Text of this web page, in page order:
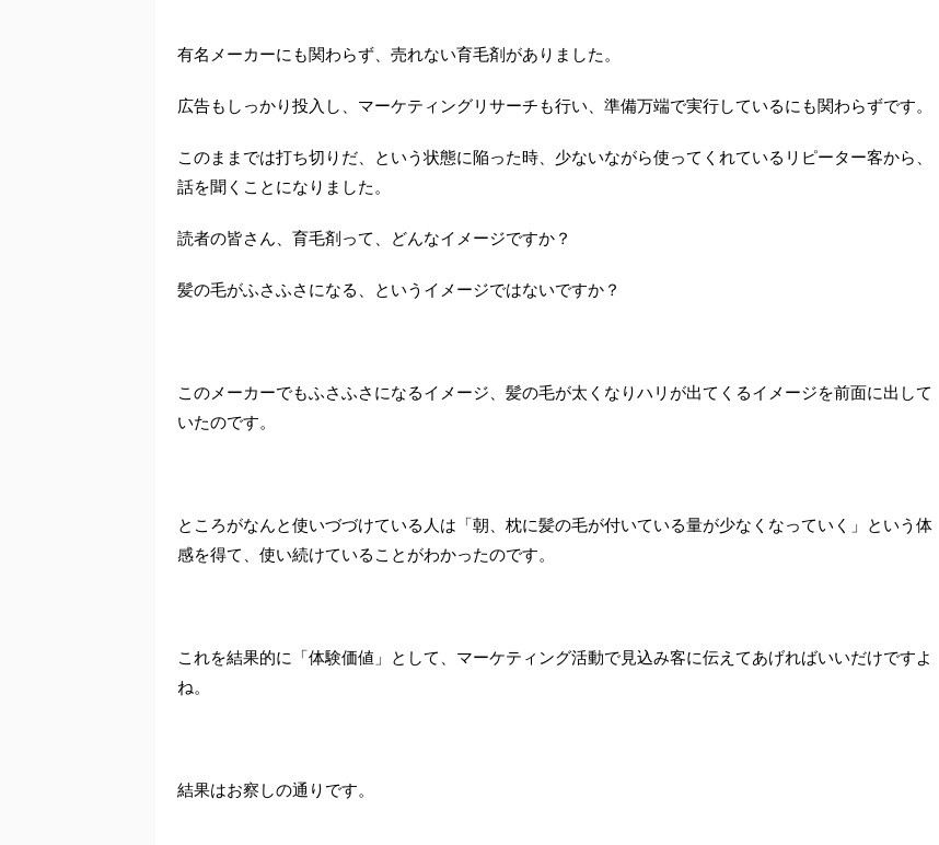
有名メーカーにも関わらず、売れない育毛剤がありました。
広告もしっかり投入し、マーケティングリサーチも行い、準備万端で実行しているにも関わらずです。
このままでは打ち切りだ、という状態に陥った時、少ないながら使ってくれているリピーター客から、
話を聞くことになりました。
読者の皆さん、育毛剤って、どんなイメージですか？
髪の毛がふさふさになる、というイメージではないですか？
このメーカーでもふさふさになるイメージ、髪の毛が太くなりハリが出てくるイメージを前面に出して
いたのです。
ところがなんと使いづづけている人は「朝、枕に髪の毛が付いている量が少なくなっていく」という体
感を得て、使い続けていることがわかったのです。
これを結果的に「体験価値」として、マーケティング活動で見込み客に伝えてあげればいいだけですよ
ね。
結果はお察しの通りです。